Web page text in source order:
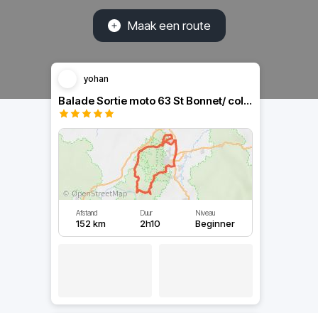
Maak een route
yohan
Balade Sortie moto 63 St Bonnet/ col de la Croix Morand
Afstand
152 km
Duur
2h10
Niveau
Beginner